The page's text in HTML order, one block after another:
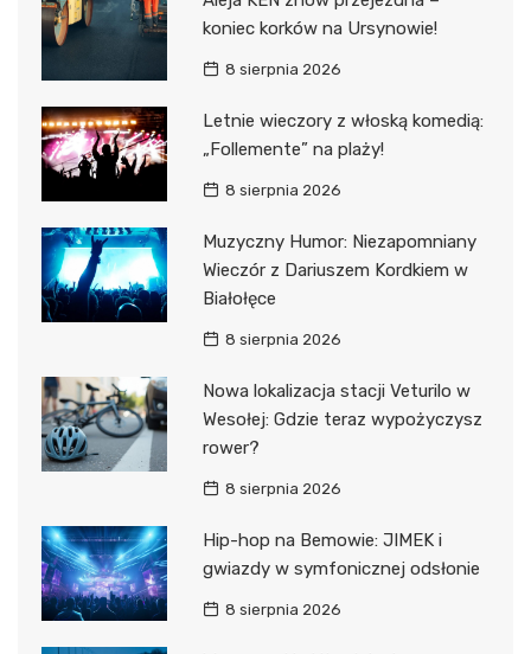
koniec korków na Ursynowie!
8 sierpnia 2026
Letnie wieczory z włoską komedią:
„Follemente” na plaży!
8 sierpnia 2026
Muzyczny Humor: Niezapomniany
Wieczór z Dariuszem Kordkiem w
Białołęce
8 sierpnia 2026
Nowa lokalizacja stacji Veturilo w
Wesołej: Gdzie teraz wypożyczysz
rower?
8 sierpnia 2026
Hip-hop na Bemowie: JIMEK i
gwiazdy w symfonicznej odsłonie
8 sierpnia 2026